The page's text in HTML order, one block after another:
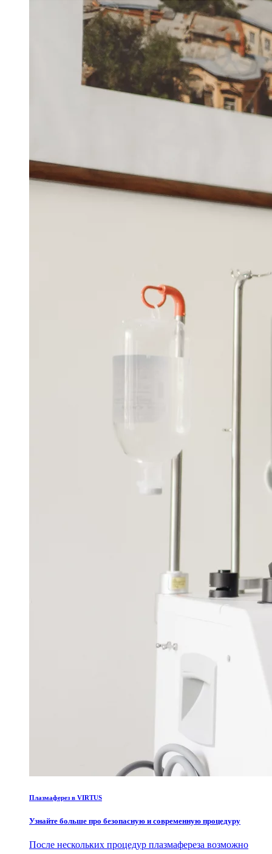
Плазмаферез в VIRTUS
Узнайте больше про безопасную и современную процедуру
После нескольких процедур плазмафереза возможно